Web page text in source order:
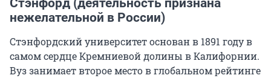
Стэнфорд (деятельность признана
нежелательной в России)
Стэнфордский университет основан в 1891 году в
самом сердце Кремниевой долины в Калифорнии.
Вуз занимает второе место в глобальном рейтинге